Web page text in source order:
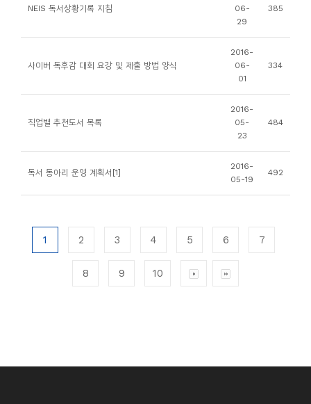
NEIS 독서상황기록 지침
06-
29
385
사이버 독후감 대회 요강 및 제출 방법 양식
2016-
06-
01
334
직업별 추천도서 목록
2016-
05-
23
484
독서 동아리 운영 계획서[1]
2016-
05-19
492
1 2 3 4 5 6 7
8 9 10